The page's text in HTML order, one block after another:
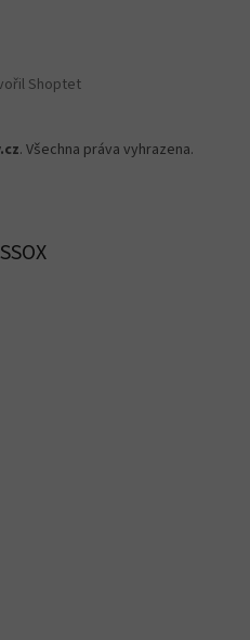
Shoptet
. Všechna práva vyhrazena.